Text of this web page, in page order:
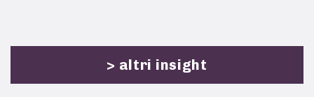
> altri insight